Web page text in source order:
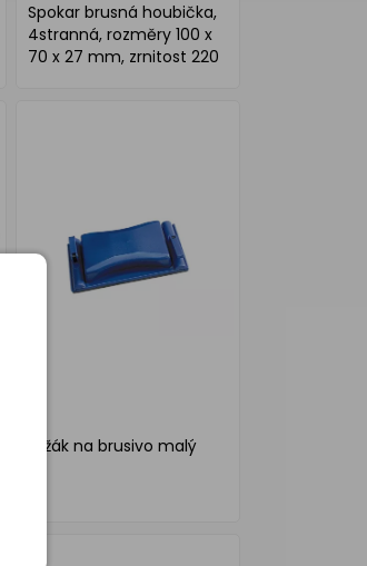
Spokar brusná houbička,
4stranná, rozměry 100 x
70 x 27 mm, zrnitost 220
Držák na brusivo malý